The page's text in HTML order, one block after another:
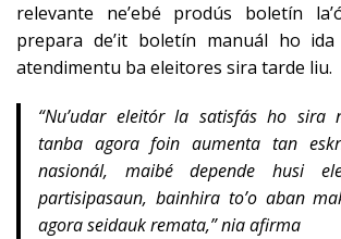
relevante ne’ebé prodús boletín
prepara de’it boletín manuál ho ida
atendimentu ba eleitores sira tarde liu.
“Nu’udar eleitór la satisfás ho sira
tanba agora foin aumenta tan
nasionál, maibé depende husi
partisipasaun, bainhira to’o aban
agora seidauk remata,” nia afirma